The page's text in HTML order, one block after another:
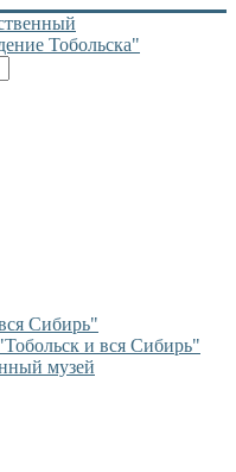
Сибирь"
и вся Сибирь"
музей